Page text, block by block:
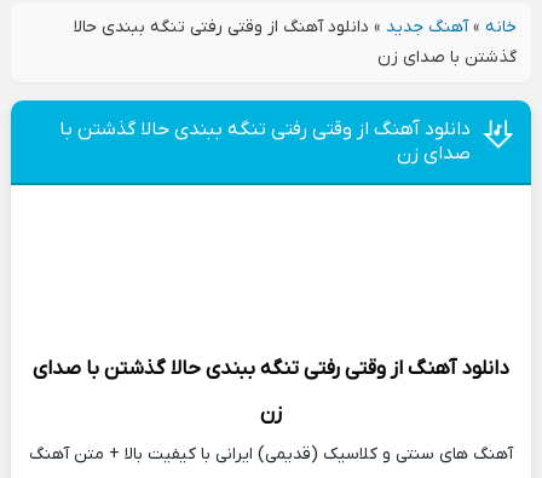
خانه»آهنگ جدید » دانلود آهنگ از وقتی رفتی تنگه ببندی حالا
گذشتن با صدای زن
دانلود آهنگ از وقتی رفتی تنگه ببندی حالا گذشتن با
صدای زن
دانلود آهنگاز وقتی رفتی تنگه ببندی حالا گذشتن با صدای
زن
آهنگ های سنتی و کلاسیک (قدیمی) ایرانی با کیفیت بالا + متن آهنگ